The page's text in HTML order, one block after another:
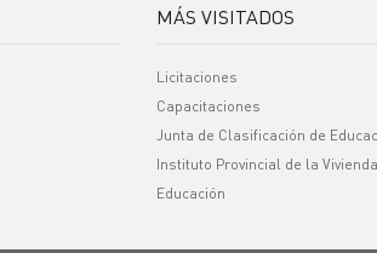
MÁS VISITADOS
Licitaciones
Capacitaciones
Junta de Clasificación de
Instituto Provincial de la Vivienda
Educación